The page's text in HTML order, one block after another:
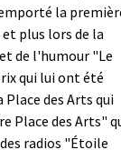
la
plus lors de la
de l'humour "Le
qui lui ont été
des Arts qui
Place des Arts"
radios "Étoile